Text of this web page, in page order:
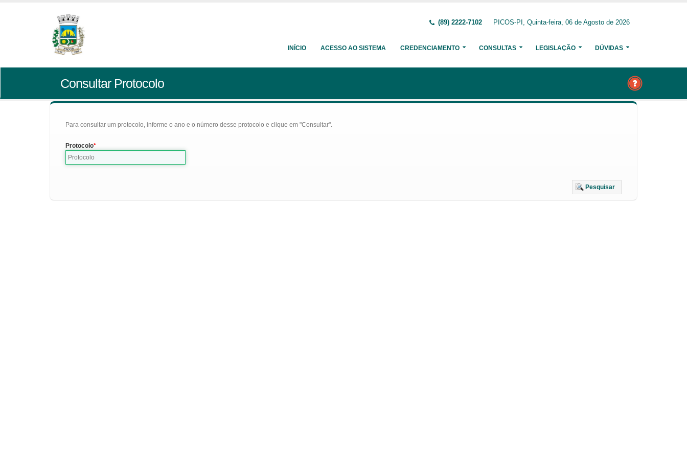
(89) 2222-7102 PICOS-PI, Quinta-feira, 06 de Agosto de 2026
INÍCIO ACESSO AO SISTEMA CREDENCIAMENTO CONSULTAS LEGISLAÇÃO DÚVIDAS
Consultar Protocolo
Para consultar um protocolo, informe o ano e o número desse protocolo e clique em "Consultar".
Protocolo
Pesquisar